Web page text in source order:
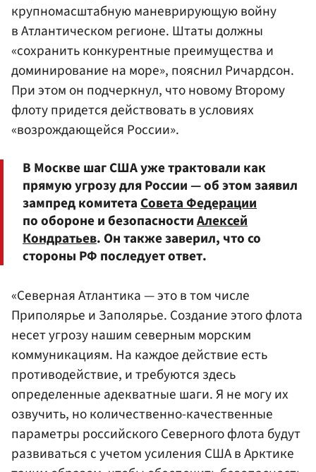
крупномасштабную маневрирующую войну
в Атлантическом регионе. Штаты должны
«сохранить конкурентные преимущества и
доминирование на море», пояснил Ричардсон.
При этом он подчеркнул, что новому Второму
флоту придется действовать в условиях
«возрождающейся России».
В Москве шаг США уже трактовали как
прямую угрозу для России — об этом заявил
зампред комитетаСовета Федерации
по обороне и безопасностиАлексей
Кондратьев. Он также заверил, что со
стороны РФ последует ответ.
«Северная Атлантика — это в том числе
Приполярье и Заполярье. Создание этого флота
несет угрозу нашим северным морским
коммуникациям. На каждое действие есть
противодействие, и требуются здесь
определенные адекватные шаги. Я не могу их
озвучить, но количественно-качественные
параметры российского Северного флота будут
развиваться с учетом усиления США в Арктике